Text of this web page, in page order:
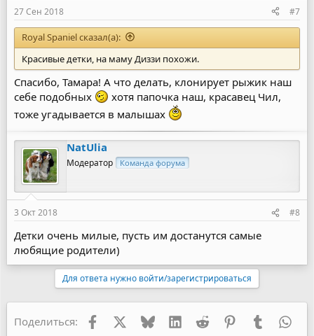
27 Сен 2018 #7
Royal Spaniel сказал(а):
Красивые детки, на маму Диззи похожи.
Спасибо, Тамара! А что делать, клонирует рыжик наш
себе подобных
хотя папочка наш, красавец Чил,
тоже угадывается в малышах
NatUlia
Модератор Команда форума
3 Окт 2018 #8
Детки очень милые, пусть им достанутся самые
любящие родители)
Для ответа нужно войти/зарегистрироваться
Поделиться: Facebook BlueskyLinkedInReddit PinterestTumblr